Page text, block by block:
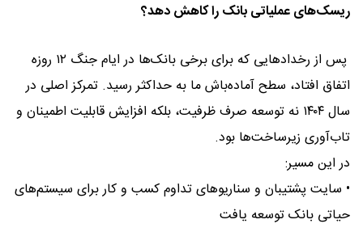
ریسک‌های عملیاتی بانک را کاهش دهد؟
پس از رخدادهایی که برای برخی بانک‌ها در ایام جنگ ۱۲ روزه
اتفاق افتاد، سطح آماده‌باش ما به حداکثر رسید. تمرکز اصلی در
سال ۱۴۰۴ نه توسعه صرف ظرفیت، بلکه افزایش قابلیت اطمینان و
تاب‌آوری زیرساخت‌ها بود.
در این مسیر:
• سایت‌ پشتیبان و سناریوهای تداوم کسب و کار برای سیستم‌های
حیاتی بانک توسعه یافت